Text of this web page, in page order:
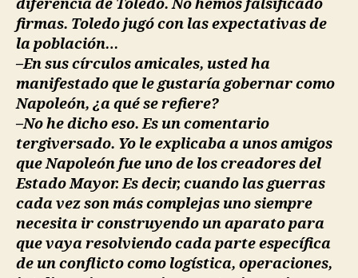
diferencia de Toledo. No hemos falsificado
firmas. Toledo jugó con las expectativas de
la población…
–En sus círculos amicales, usted ha
manifestado que le gustaría gobernar como
Napoleón, ¿a qué se refiere?
–No he dicho eso. Es un comentario
tergiversado. Yo le explicaba a unos amigos
que Napoleón fue uno de los creadores del
Estado Mayor. Es decir, cuando las guerras
cada vez son más complejas uno siempre
necesita ir construyendo un aparato para
que vaya resolviendo cada parte específica
de un conflicto como logística, operaciones,